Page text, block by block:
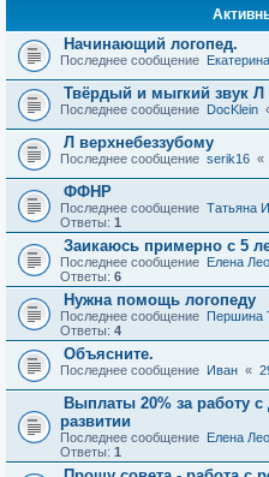
Начинающий логопед.
Последнее сообщение
Твёрдый и мыгкий звук Л
Последнее сообщение DocKlein
Л верхнебеззубому
Последнее сообщение serik16 «
ФФНР
Последнее сообщение Татьяна
Ответы: 1
Заикаюсь примерно с 5
Последнее сообщение Елена
Ответы: 6
Нужна помощь логопеду
Последнее сообщение Першина
Ответы: 4
Объясните.
Последнее сообщение Иван «
Выплаты 20% за работу
развитии
Последнее сообщение Елена
Ответы: 1